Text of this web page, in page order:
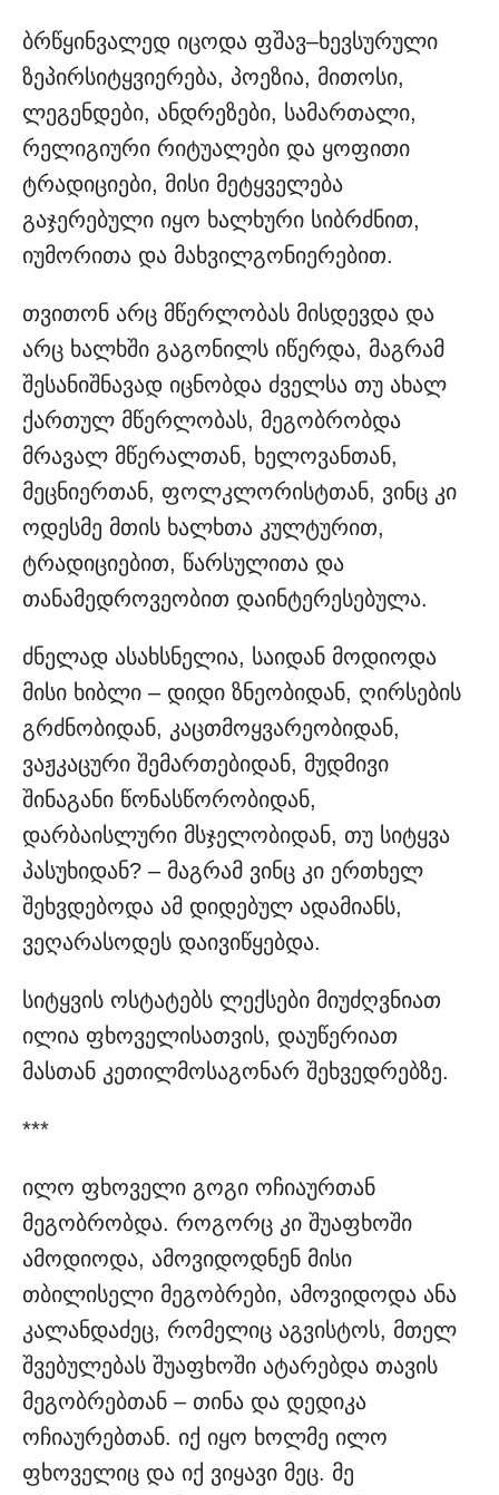
ბრწყინვალედ იცოდა ფშავ–ხევსურული
ზეპირსიტყვიერება, პოეზია, მითოსი,
ლეგენდები, ანდრეზები, სამართალი,
რელიგიური რიტუალები და ყოფითი
ტრადიციები, მისი მეტყველება
გაჯერებული იყო ხალხური სიბრძნით,
იუმორითა და მახვილგონიერებით.
თვითონ არც მწერლობას მისდევდა და
არც ხალხში გაგონილს იწერდა, მაგრამ
შესანიშნავად იცნობდა ძველსა თუ ახალ
ქართულ მწერლობას, მეგობრობდა
მრავალ მწერალთან, ხელოვანთან,
მეცნიერთან, ფოლკლორისტთან, ვინც კი
ოდესმე მთის ხალხთა კულტურით,
ტრადიციებით, წარსულითა და
თანამედროვეობით დაინტერესებულა.
ძნელად ასახსნელია, საიდან მოდიოდა
მისი ხიბლი – დიდი ზნეობიდან, ღირსების
გრძნობიდან, კაცთმოყვარეობიდან,
ვაჟკაცური შემართებიდან, მუდმივი
შინაგანი წონასწორობიდან,
დარბაისლური მსჯელობიდან, თუ სიტყვა
პასუხიდან? – მაგრამ ვინც კი ერთხელ
შეხვდებოდა ამ დიდებულ ადამიანს,
ვეღარასოდეს დაივიწყებდა.
სიტყვის ოსტატებს ლექსები მიუძღვნიათ
ილია ფხოველისათვის, დაუწერიათ
მასთან კეთილმოსაგონარ შეხვედრებზე.
***
ილო ფხოველი გოგი ოჩიაურთან
მეგობრობდა. როგორც კი შუაფხოში
ამოდიოდა, ამოვიდოდნენ მისი
თბილისელი მეგობრები, ამოვიდოდა ანა
კალანდაძეც, რომელიც აგვისტოს, მთელ
შვებულებას შუაფხოში ატარებდა თავის
მეგობრებთან – თინა და დედიკა
ოჩიაურებთან. იქ იყო ხოლმე ილო
ფხოველიც და იქ ვიყავი მეც. მე